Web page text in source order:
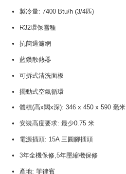
製冷量: 7400 Btu/h (3/4匹)
R32環保雪種
抗菌過濾網
藍鑽散熱器
可拆式清洗面板
擺動式空氣循環
體積(高x闊x深): 346 x 450 x 590 毫米
安裝高度要求: 最少0.75 米
電源插頭: 15A 三圓腳插頭
3年全機保修,5年壓縮機保修
產地: 菲律賓